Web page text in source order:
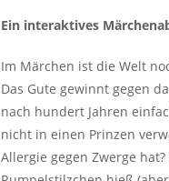
Ein interaktives
Im Märchen ist die Welt
Das Gute gewinnt gegen
nach hundert Jahren
nicht in einen Prinzen
Allergie gegen Zwerge